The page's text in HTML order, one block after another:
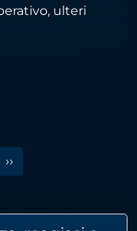
ulteri
Pagina successiva
››